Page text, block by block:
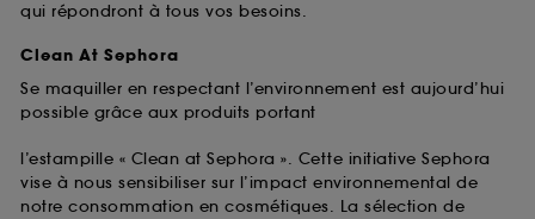
qui répondront à tous vos besoins.
Clean At Sephora
Se maquiller en respectant l’environnement est aujourd’hui
possible grâce aux produits portant
l’estampille « Clean at Sephora ». Cette initiative Sephora
vise à nous sensibiliser sur l’impact environnemental de
notre consommation en cosmétiques. La sélection de